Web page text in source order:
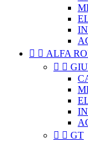
  ALFA
 
  GT